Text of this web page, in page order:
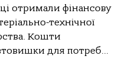
отримали фінансову
технічної
Кошти
для потреб...